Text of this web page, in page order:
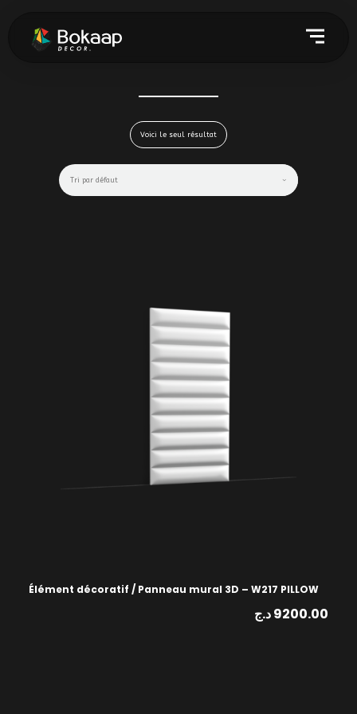
Voici le seul résultat
Élément décoratif / Panneau mural 3D – W217 PILLOW
9200.00د.ج